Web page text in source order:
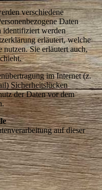
verschiedene
Daten
identifiziert werden
erläutert, welche
Sie erläutert auch,
im Internet (z.
Sicherheitslücken
der Daten vor dem
auf dieser